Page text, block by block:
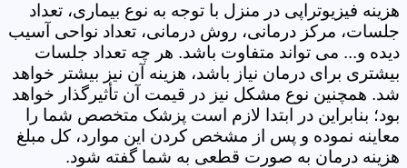
هزینه فیزیوتراپی در منزل با توجه به نوع بیماری، تعداد
جلسات، مرکز درمانی، روش درمانی، تعداد نواحی آسیب
دیده و... می تواند متفاوت باشد. هر چه تعداد جلسات
بیشتری برای درمان نیاز باشد، هزینه آن نیز بیشتر خواهد
شد. همچنین نوع مشکل نیز در قیمت آن تأثیرگذار خواهد
بود؛ بنابراین در ابتدا لازم است پزشک متخصص شما را
معاینه نموده و پس از مشخص کردن این موارد، کل مبلغ
هزینه درمان به صورت قطعی به شما گفته شود.